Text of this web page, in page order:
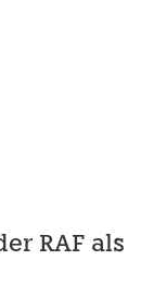
RAF als